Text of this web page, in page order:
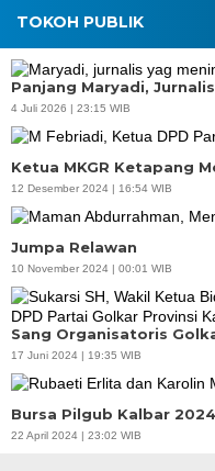
TOKOH PUBLIK
Panjang Maryadi,
4 Juli 2026 | 23:15 WIB
Ketua MKGR Ketapang
12 Desember 2024 | 16:54 WIB
Jumpa Relawan
10 November 2024 | 00:01 WIB
Sang Organisatoris
17 Juni 2024 | 19:35 WIB
Bursa Pilgub Kalbar 2024
22 April 2024 | 23:02 WIB